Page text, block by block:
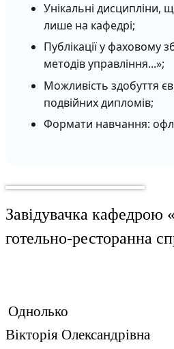
Унікальні дисципліни,
лише на кафедрі;
Публікації у фаховому
методів управління...»;
Можливість здобуття
подвійних дипломів;
Формати навчання:
Завідувачка кафедрою
готельно-ресторанна
Однолько
Вікторія Олександрівна